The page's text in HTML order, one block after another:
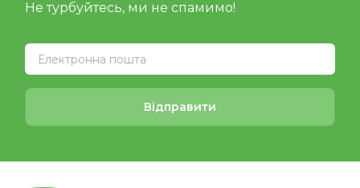
Не турбуйтесь, ми не спамимо!
Відправити